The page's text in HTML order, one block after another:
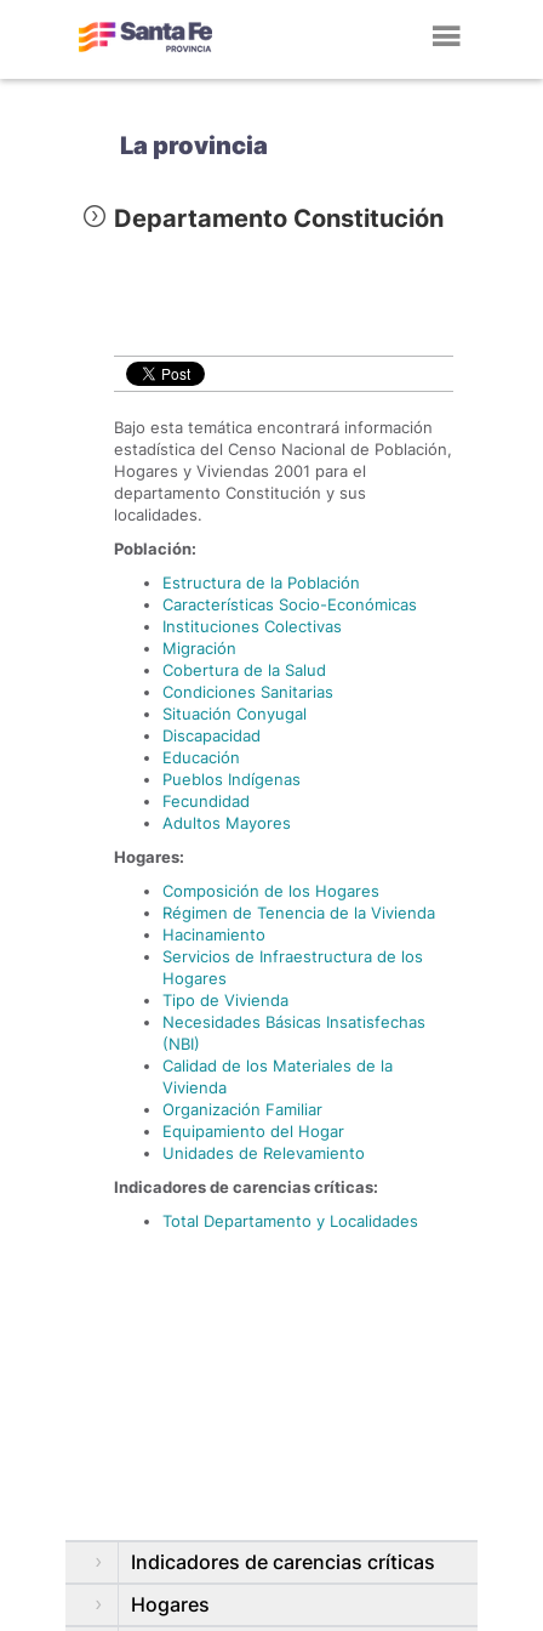
La provincia
Departamento Constitución
Bajo esta temática encontrará información
estadística del Censo Nacional de Población,
Hogares y Viviendas 2001 para el
departamento Constitución y sus
localidades.
Población:
Estructura de la Población
Características Socio-Económicas
Instituciones Colectivas
Migración
Cobertura de la Salud
Condiciones Sanitarias
Situación Conyugal
Discapacidad
Educación
Pueblos Indígenas
Fecundidad
Adultos Mayores
Hogares:
Composición de los Hogares
Régimen de Tenencia de la Vivienda
Hacinamiento
Servicios de Infraestructura de los
Hogares
Tipo de Vivienda
Necesidades Básicas Insatisfechas
(NBI)
Calidad de los Materiales de la
Vivienda
Organización Familiar
Equipamiento del Hogar
Unidades de Relevamiento
Indicadores de carencias críticas:
Total Departamento y Localidades
Indicadores de carencias críticas
Hogares